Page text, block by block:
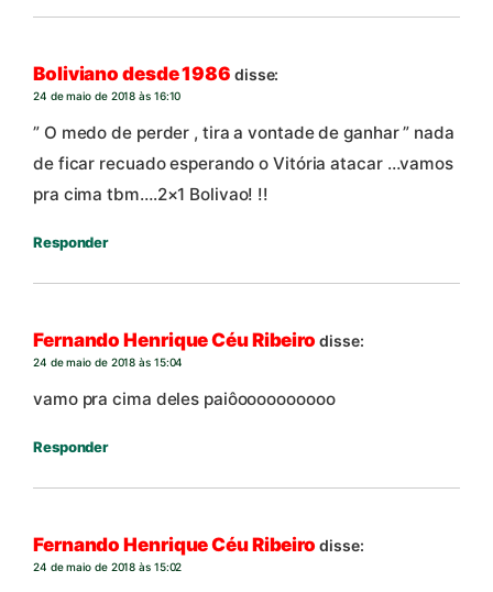
Boliviano desde 1986 disse:
24 de maio de 2018 às 16:10
” O medo de perder , tira a vontade de ganhar ” nada
de ficar recuado esperando o Vitória atacar …vamos
pra cima tbm….2×1 Bolivao! !!
Responder
Fernando Henrique Céu Ribeiro disse:
24 de maio de 2018 às 15:04
vamo pra cima deles paiôoooooooooo
Responder
Fernando Henrique Céu Ribeiro disse:
24 de maio de 2018 às 15:02